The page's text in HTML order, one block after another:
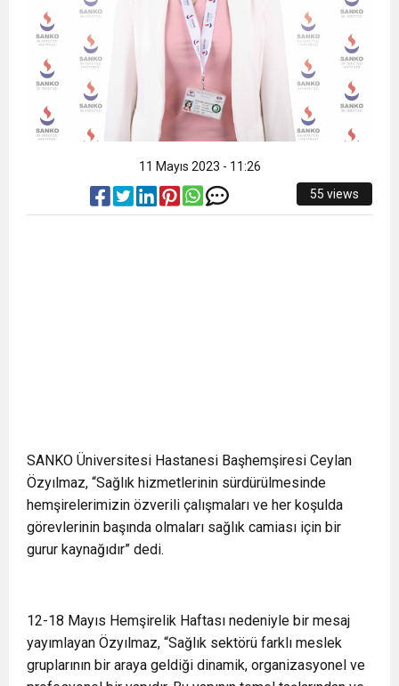
11 Mayıs 2023 - 11:26
55 views
SANKO Üniversitesi Hastanesi Başhemşiresi Ceylan
Özyılmaz, “Sağlık hizmetlerinin sürdürülmesinde
hemşirelerimizin özverili çalışmaları ve her koşulda
görevlerinin başında olmaları sağlık camiası için bir
gurur kaynağıdır” dedi.
12-18 Mayıs Hemşirelik Haftası nedeniyle bir mesaj
yayımlayan Özyılmaz, “Sağlık sektörü farklı meslek
gruplarının bir araya geldiği dinamik, organizasyonel ve